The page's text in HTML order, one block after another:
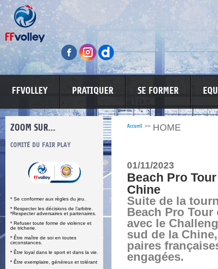
FFVOLLEY PRATIQUER SE FORMER
ZOOM SUR...
COMITÉ DU FAIR PLAY
* Se conformer aux règles du jeu.
* Respecter les décisions de l’arbitre.
*Respecter adversaires et partenaires.
* Refuser toute forme de violence et
de tricherie.
* Être maître de soi en toutes
circonstances.
* Être loyal dans le sport et dans la vie.
* Être exemplaire, généreux et tolérant
LUTTE CONTRE LES VIOLENCES
Accueil >> HOME
01/11/2023
Beach Pro
Chine
Suite de la
Beach Pro Tour
avec le
sud de la
paires
engagées.